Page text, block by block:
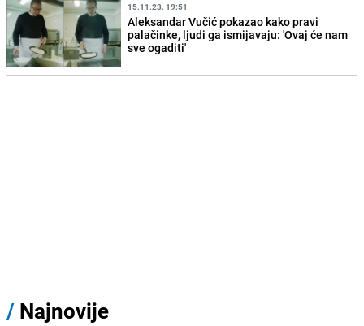
15.11.23. 19:51
Aleksandar Vučić pokazao kako pravi
palačinke, ljudi ga ismijavaju: 'Ovaj će nam
sve ogaditi'
/ Najnovije